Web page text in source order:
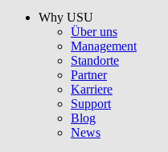
Why USU
Über uns
Management
Standorte
Partner
Karriere
Support
Blog
News